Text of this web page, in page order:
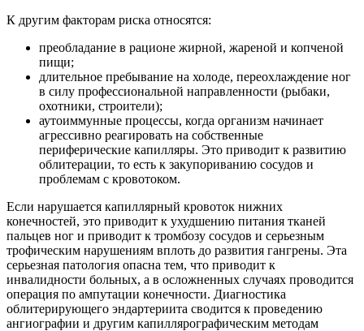
К другим факторам риска относятся:
преобладание в рационе жирной, жареной и копченой
пищи;
длительное пребывание на холоде, переохлаждение ног
в силу профессиональной направленности (рыбаки,
охотники, строители);
аутоиммунные процессы, когда организм начинает
агрессивно реагировать на собственные
периферические капилляры. Это приводит к развитию
облитерации, то есть к закупориванию сосудов и
проблемам с кровотоком.
Если нарушается капиллярный кровоток нижних
конечностей, это приводит к ухудшению питания тканей
пальцев ног и приводит к тромбозу сосудов и серьезным
трофическим нарушениям вплоть до развития гангрены. Эта
серьезная патология опасна тем, что приводит к
инвалидности больных, а в осложненных случаях проводится
операция по ампутации конечности. Диагностика
облитерирующего эндартериита сводится к проведению
ангиографии и другим капиллярографическим методам